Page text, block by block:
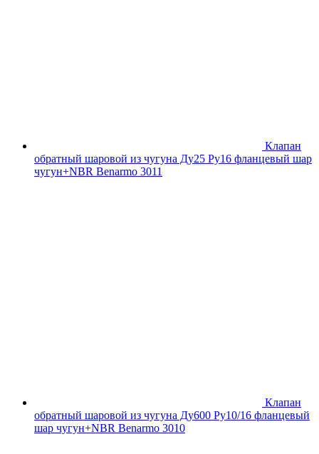
Клапан
обратный шаровой из чугуна Ду25 Ру16 фланцевый шар
чугун+NBR Benarmo 3011
Клапан
обратный шаровой из чугуна Ду600 Ру10/16 фланцевый
шар чугун+NBR Benarmo 3010